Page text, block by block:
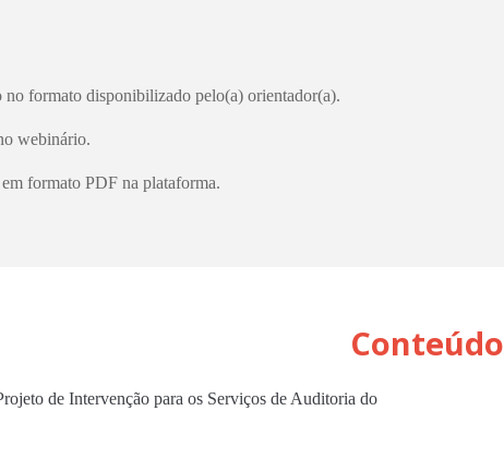
no formato disponibilizado pelo(a) orientador(a).
webinário.
formato PDF na plataforma.
Conteúdo
de Intervenção para os Serviços de Auditoria do